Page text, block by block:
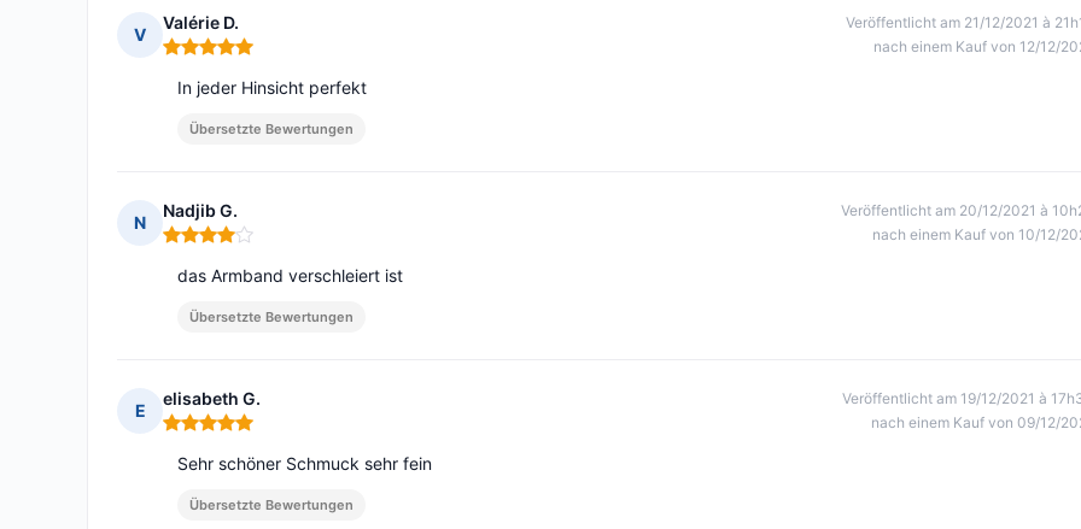
V
Valérie D.
Hinweis: 5 von 5
Veröffentlicht am 21/12/2021 à
nach einem Kauf von 12/12/
In jeder Hinsicht perfekt
Übersetzte Bewertungen
N
Nadjib G.
Hinweis: 4 von 5
Veröffentlicht am 20/12/2021 à
nach einem Kauf von 10/12/
das Armband verschleiert ist
Übersetzte Bewertungen
E
elisabeth G.
Hinweis: 5 von 5
Veröffentlicht am 19/12/2021 à
nach einem Kauf von 09/12/
Sehr schöner Schmuck sehr fein
Übersetzte Bewertungen